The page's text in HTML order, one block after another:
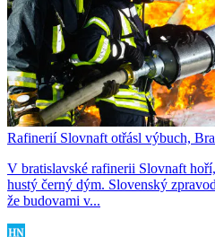
Rafinerií Slovnaft otřásl výbuch,
V bratislavské rafinerii Slovnaft
hustý černý dým. Slovenský
že budovami v...